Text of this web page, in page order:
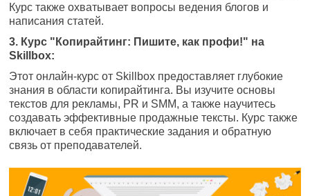
Курс также охватывает вопросы ведения блогов и
написания статей.
3. Курс "Копирайтинг: Пишите, как профи!" на
Skillbox:
Этот онлайн-курс от Skillbox предоставляет глубокие
знания в области копирайтинга. Вы изучите основы
текстов для рекламы, PR и SMM, а также научитесь
создавать эффективные продажные тексты. Курс также
включает в себя практические задания и обратную
связь от преподавателей.